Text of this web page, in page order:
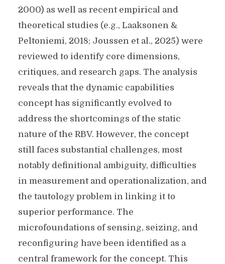
2000) as well as recent empirical and
theoretical studies (e.g., Laaksonen &
Peltoniemi, 2018; Joussen et al., 2025) were
reviewed to identify core dimensions,
critiques, and research gaps. The analysis
reveals that the dynamic capabilities
concept has significantly evolved to
address the shortcomings of the static
nature of the RBV. However, the concept
still faces substantial challenges, most
notably definitional ambiguity, difficulties
in measurement and operationalization, and
the tautology problem in linking it to
superior performance. The
microfoundations of sensing, seizing, and
reconfiguring have been identified as a
central framework for the concept. This